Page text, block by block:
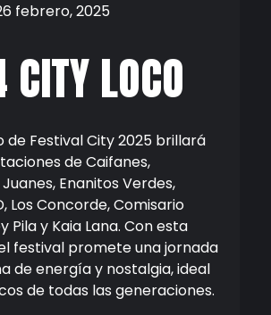
LOCO
febrero, 2025
de Festival City 2025 brillará
de Caifanes,
Enanitos Verdes,
Los Concorde, Comisario
Pila y Kaia Lana. Con esta
festival promete una jornada
de energía y nostalgia, ideal
de todas las generaciones.